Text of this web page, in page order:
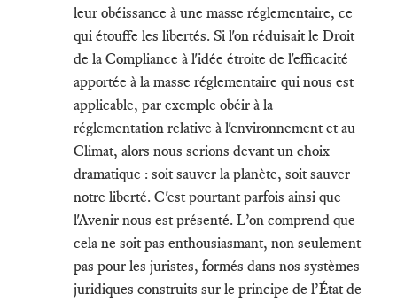
leur obéissance à une masse réglementaire, ce
qui étouffe les libertés. Si l'on réduisait le Droit
de la Compliance à l'idée étroite de l'efficacité
apportée à la masse réglementaire qui nous est
applicable, par exemple obéir à la
réglementation relative à l'environnement et au
Climat, alors nous serions devant un choix
dramatique : soit sauver la planète, soit sauver
notre liberté. C'est pourtant parfois ainsi que
l'Avenir nous est présenté. L’on comprend que
cela ne soit pas enthousiasmant, non seulement
pas pour les juristes, formés dans nos systèmes
juridiques construits sur le principe de l’État de